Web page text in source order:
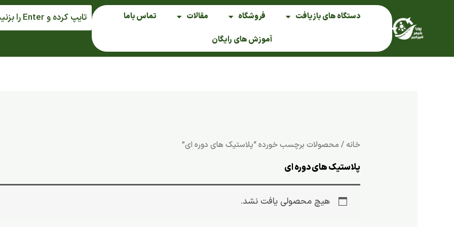
دستگاه های بازیافت فروشگاه مقالات
تماس باما
آموزش های رایگان
خانه / محصولات برچسب خورده “پلاستیک های دوره ای”
پلاستیک های دوره ای
هیچ محصولی یافت نشد.